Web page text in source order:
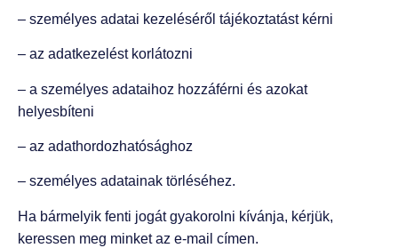
– személyes adatai kezeléséről tájékoztatást kérni
– az adatkezelést korlátozni
– a személyes adataihoz hozzáférni és azokat
helyesbíteni
– az adathordozhatósághoz
– személyes adatainak törléséhez.
Ha bármelyik fenti jogát gyakorolni kívánja, kérjük,
keressen meg minket az e-mail címen.